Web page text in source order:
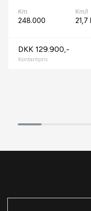
S
Stofsæder
Km
248.000
Km/l
21,7
DKK 129.900,-
Kontantpris